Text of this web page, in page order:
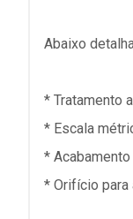
Abaixo
* Tratamento
* Escala
*
* Orifício para